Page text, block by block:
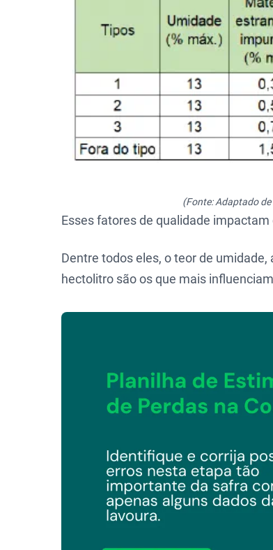
(Fonte: Adaptado
Esses fatores de qualidade
Dentre todos eles, o teor de
hectolitro são os que mais